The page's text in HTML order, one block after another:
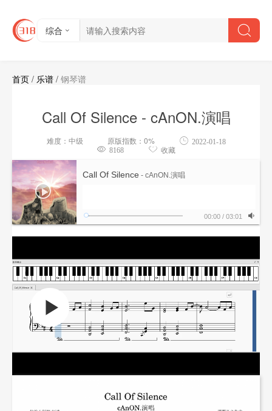
综合
首页 / 乐谱 / 钢琴谱
Call Of Silence - cAnON.演唱
难度：中级 原版指数：0%
2022-01-18
8168
收藏
Call Of Silence - cAnON.演唱
00:00 / 03:01